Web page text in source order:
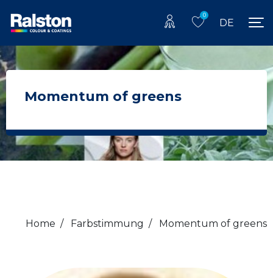
0
DE
Momentum of greens
Home / Farbstimmung / Momentum of greens